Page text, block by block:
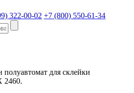
322-00-02 +7 (800) 550-61-34
для склейки
2460.